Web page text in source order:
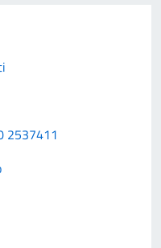
2537411